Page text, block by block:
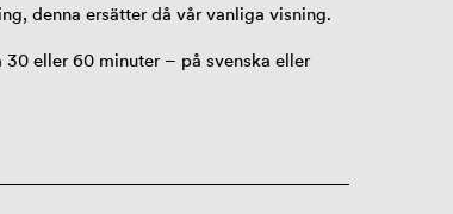
denna ersätter då vår vanliga visning.
30 eller 60 minuter– på svenska eller